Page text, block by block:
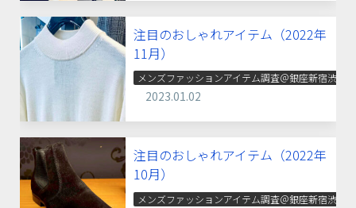
注目のおしゃれアイテム（2022年
11月）
メンズファッションアイテム調査＠銀座新宿渋谷
2023.01.02
注目のおしゃれアイテム（2022年
10月）
メンズファッションアイテム調査＠銀座新宿渋谷